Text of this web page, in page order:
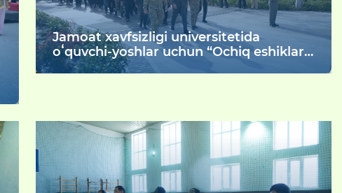
Jamoat xavfsizligi universitetida
oʻquvchi-yoshlar uchun “Ochiq eshiklar
kuni” tadbiri o‘tkazildi.